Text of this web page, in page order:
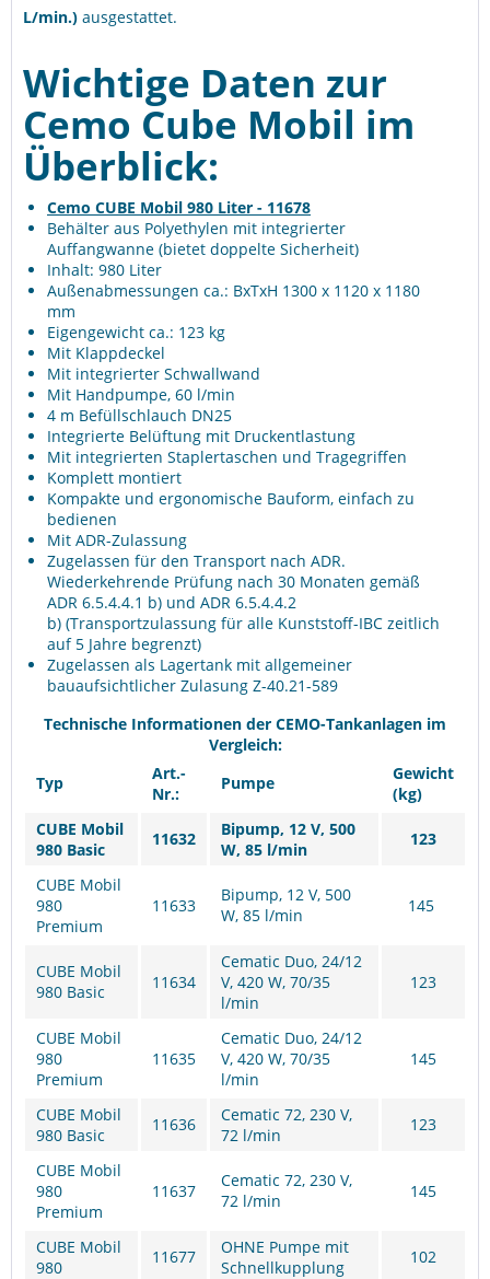
L/min.) ausgestattet.
Wichtige Daten zur
Cemo Cube Mobil im
Überblick:
Cemo CUBE Mobil 980 Liter - 11678
Behälter aus Polyethylen mit integrierter
Auffangwanne (bietet doppelte Sicherheit)
Inhalt: 980 Liter
Außenabmessungen ca.: BxTxH 1300 x 1120 x 1180
mm
Eigengewicht ca.: 123 kg
Mit Klappdeckel
Mit integrierter Schwallwand
Mit Handpumpe, 60 l/min
4 m Befüllschlauch DN25
Integrierte Belüftung mit Druckentlastung
Mit integrierten Staplertaschen und Tragegriffen
Komplett montiert
Kompakte und ergonomische Bauform, einfach zu
bedienen
Mit ADR-Zulassung
Zugelassen für den Transport nach ADR.
Wiederkehrende Prüfung nach 30 Monaten gemäß
ADR 6.5.4.4.1 b) und ADR 6.5.4.4.2
b) (Transportzulassung für alle Kunststoff-IBC zeitlich
auf 5 Jahre begrenzt)
Zugelassen als Lagertank mit allgemeiner
bauaufsichtlicher Zulasung Z-40.21-589
Technische Informationen der CEMO-Tankanlagen im
Vergleich:
Typ
Art.-
Nr.:
Pumpe
Gewicht
(kg)
CUBE Mobil
980 Basic
11632
Bipump, 12 V, 500
W, 85 l/min
123
CUBE Mobil
980
Premium
11633
Bipump, 12 V, 500
W, 85 l/min
145
CUBE Mobil
980 Basic
11634
Cematic Duo, 24/12
V, 420 W, 70/35
l/min
123
CUBE Mobil
980
Premium
11635
Cematic Duo, 24/12
V, 420 W, 70/35
l/min
145
CUBE Mobil
980 Basic
11636
Cematic 72, 230 V,
72 l/min
123
CUBE Mobil
980
Premium
11637
Cematic 72, 230 V,
72 l/min
145
CUBE Mobil
980
11677
OHNE Pumpe mit
Schnellkupplung
102